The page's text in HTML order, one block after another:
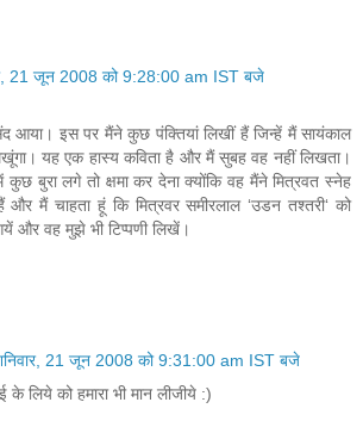
21 जून 2008 को 9:28:00 am IST बजे
इस पर मैंने कुछ पंक्तियां लिखीं हैं जिन्हें मैं सायंकाल
यह एक हास्य कविता है और मैं सुबह वह नहीं लिखता।
बुरा लगे तो क्षमा कर देना क्योंकि वह मैंने मित्रवत स्नेह
मैं चाहता हूं कि मित्रवर समीरलाल ‘उडन तश्तरी‘ को
और वह मुझे भी टिप्पणी लिखें।
21 जून 2008 को 9:31:00 am IST बजे
के लिये को हमारा भी मान लीजीये :)